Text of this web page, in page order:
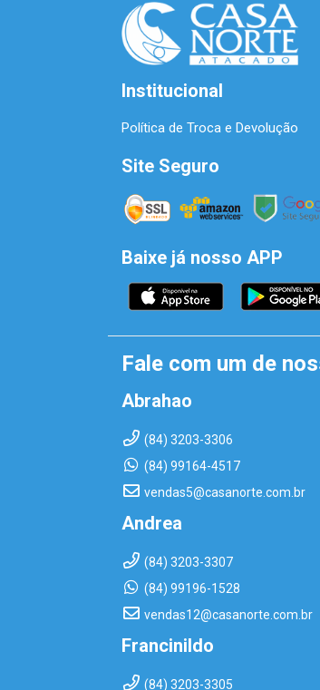
Institucional
Política de Troca e Devolução
Site Seguro
Baixe já nosso APP
Fale com um de
Abrahao
(84) 3203-3306
(84) 99164-4517
vendas5@casanorte.com.br
Andrea
(84) 3203-3307
(84) 99196-1528
vendas12@casanorte.com.br
Francinildo
(84) 3203-3305